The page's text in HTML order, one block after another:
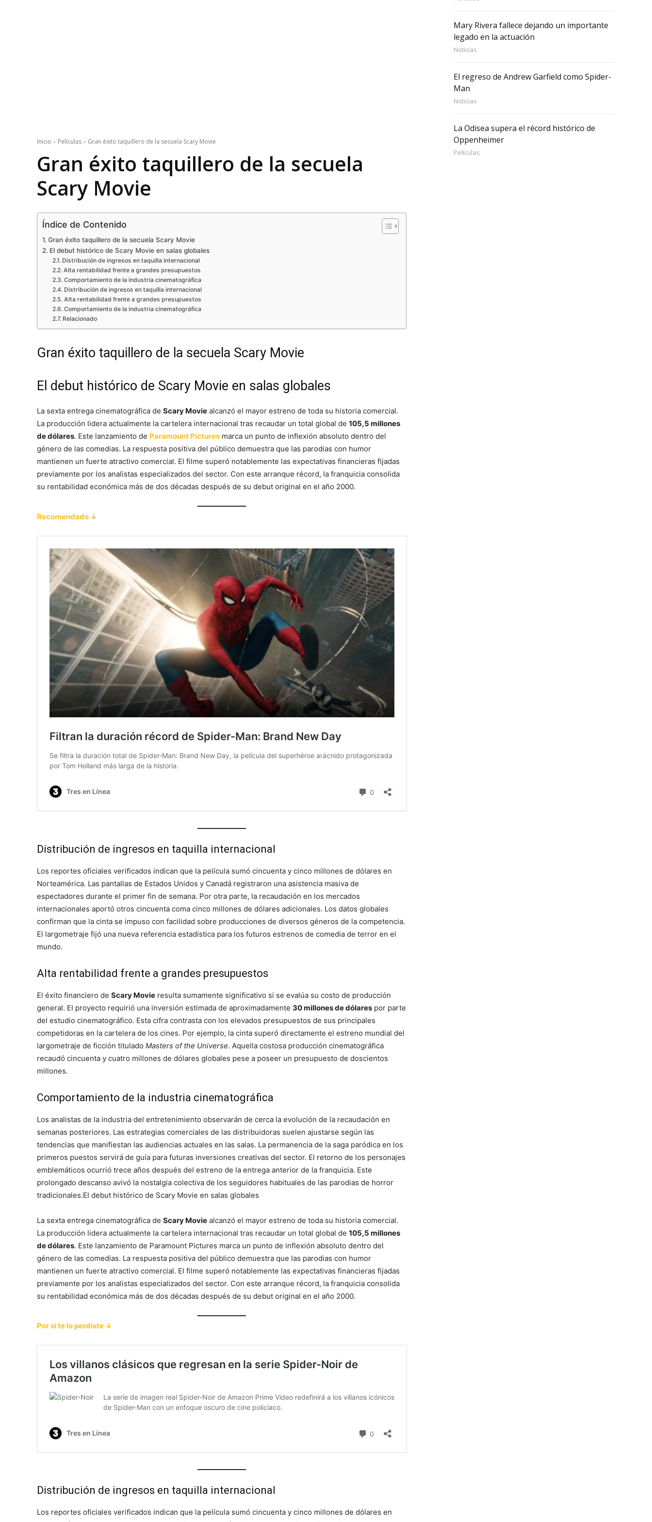
Inicio Películas Gran éxito taquillero de la secuela Scary Movie
Gran éxito taquillero de la secuela
Scary Movie
Índice de Contenido
Gran éxito taquillero de la secuela Scary Movie
El debut histórico de Scary Movie en salas globales
Distribución de ingresos en taquilla internacional
Alta rentabilidad frente a grandes presupuestos
Comportamiento de la industria cinematográfica
Distribución de ingresos en taquilla internacional
Alta rentabilidad frente a grandes presupuestos
Comportamiento de la industria cinematográfica
Relacionado
Gran éxito taquillero de la secuela Scary Movie
El debut histórico de Scary Movie en salas globales
La sexta entrega cinematográfica de Scary Movie alcanzó el mayor estreno de toda su historia comercial.
La producción lidera actualmente la cartelera internacional tras recaudar un total global de 105,5 millones
de dólares. Este lanzamiento de Paramount Pictures marca un punto de inflexión absoluto dentro del
género de las comedias. La respuesta positiva del público demuestra que las parodias con humor
mantienen un fuerte atractivo comercial. El filme superó notablemente las expectativas financieras fijadas
previamente por los analistas especializados del sector. Con este arranque récord, la franquicia consolida
su rentabilidad económica más de dos décadas después de su debut original en el año 2000.
Recomendado ↓
Distribución de ingresos en taquilla internacional
Los reportes oficiales verificados indican que la película sumó cincuenta y cinco millones de dólares en
Norteamérica. Las pantallas de Estados Unidos y Canadá registraron una asistencia masiva de
espectadores durante el primer fin de semana. Por otra parte, la recaudación en los mercados
internacionales aportó otros cincuenta coma cinco millones de dólares adicionales. Los datos globales
confirman que la cinta se impuso con facilidad sobre producciones de diversos géneros de la competencia.
El largometraje fijó una nueva referencia estadística para los futuros estrenos de comedia de terror en el
mundo.
Alta rentabilidad frente a grandes presupuestos
El éxito financiero de Scary Movie resulta sumamente significativo si se evalúa su costo de producción
general. El proyecto requirió una inversión estimada de aproximadamente 30 millones de dólares por parte
del estudio cinematográfico. Esta cifra contrasta con los elevados presupuestos de sus principales
competidoras en la cartelera de los cines. Por ejemplo, la cinta superó directamente el estreno mundial del
largometraje de ficción titulado Masters of the Universe. Aquella costosa producción cinematográfica
recaudó cincuenta y cuatro millones de dólares globales pese a poseer un presupuesto de doscientos
millones.
Comportamiento de la industria cinematográfica
Los analistas de la industria del entretenimiento observarán de cerca la evolución de la recaudación en
semanas posteriores. Las estrategias comerciales de las distribuidoras suelen ajustarse según las
tendencias que manifiestan las audiencias actuales en las salas. La permanencia de la saga paródica en los
primeros puestos servirá de guía para futuras inversiones creativas del sector. El retorno de los personajes
emblemáticos ocurrió trece años después del estreno de la entrega anterior de la franquicia. Este
prolongado descanso avivó la nostalgia colectiva de los seguidores habituales de las parodias de horror
tradicionales.El debut histórico de Scary Movie en salas globales
La sexta entrega cinematográfica de Scary Movie alcanzó el mayor estreno de toda su historia comercial.
La producción lidera actualmente la cartelera internacional tras recaudar un total global de 105,5 millones
de dólares. Este lanzamiento de Paramount Pictures marca un punto de inflexión absoluto dentro del
género de las comedias. La respuesta positiva del público demuestra que las parodias con humor
mantienen un fuerte atractivo comercial. El filme superó notablemente las expectativas financieras fijadas
previamente por los analistas especializados del sector. Con este arranque récord, la franquicia consolida
su rentabilidad económica más de dos décadas después de su debut original en el año 2000.
Por sí te lo perdiste ↓
Distribución de ingresos en taquilla internacional
Los reportes oficiales verificados indican que la película sumó cincuenta y cinco millones de dólares en
Mary Rivera fallece dejando un importante
legado en la actuación
Noticias
El regreso de Andrew Garfield como Spider-
Man
Noticias
La Odisea supera el récord histórico de
Oppenheimer
Películas